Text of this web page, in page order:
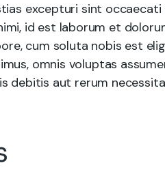
excepturi sint
id est laborum et
cum soluta nobis est
omnis voluptas
debitis aut rerum